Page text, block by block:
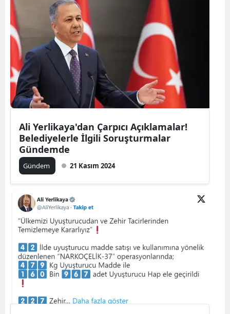
Ali Yerlikaya'dan Çarpıcı Açıklamalar!
Belediyelerle İlgili Soruşturmalar
Gündemde
Gündem 21 Kasım 2024